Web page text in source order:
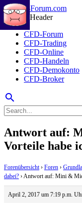
CFD-Forum
CFD-Trading
CFD-Online
CFD-Handeln
CFD-Demokonto
CFD-Broker
search
Antwort auf:
Vorteile habe
Forenübersicht › Foren ›
dabei? ›Antwort auf: Mini &
April 2, 2017 um 7:19 p.m.